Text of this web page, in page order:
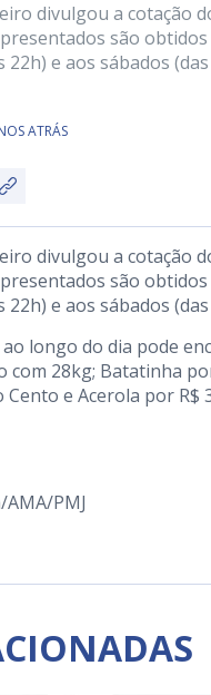
divulgou a cotação
são
e aos sábados
ATRÁS
divulgou a cotação
são
e aos sábados
longo do dia pode
com 28kg; Batatinha
e Acerola por R$
PMJ